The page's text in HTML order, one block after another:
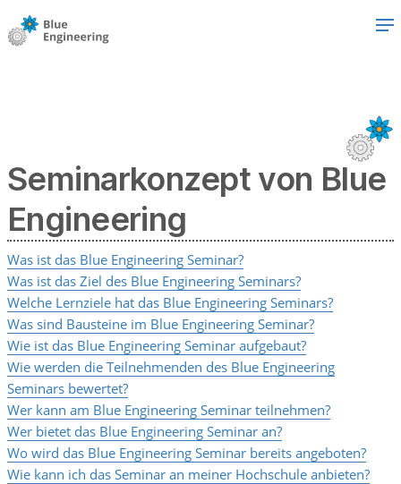
Seminarkonzept von Blue
Engineering
Was ist das Blue Engineering Seminar?
Was ist das Ziel des Blue Engineering Seminars?
Welche Lernziele hat das Blue Engineering Seminars?
Was sind Bausteine im Blue Engineering Seminar?
Wie ist das Blue Engineering Seminar aufgebaut?
Wie werden die Teilnehmenden des Blue Engineering
Seminars bewertet?
Wer kann am Blue Engineering Seminar teilnehmen?
Wer bietet das Blue Engineering Seminar an?
Wo wird das Blue Engineering Seminar bereits angeboten?
Wie kann ich das Seminar an meiner Hochschule anbieten?